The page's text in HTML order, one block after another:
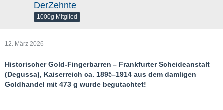
DerZehnte
1000g Mitglied
12. März 2026
Historischer Gold-Fingerbarren – Frankfurter Scheideanstalt
(Degussa), Kaiserreich ca. 1895–1914 aus dem damligen
Goldhandel mit 473 g wurde begutachtet!